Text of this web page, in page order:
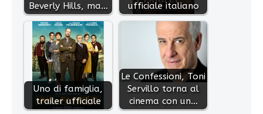
Beverly Hills, ma…
ufficiale italiano
Uno di famiglia,
trailer ufficiale
Le Confessioni, Toni
Servillo torna al
cinema con un…